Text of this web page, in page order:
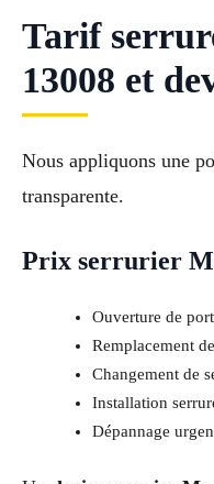
Tarif
13008 et
Nous appliquons une
transparente.
Prix serrurier
Ouverture de
Remplacement
Changement de
Installation
Dépannage